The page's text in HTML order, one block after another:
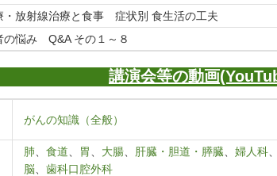
・放射線治療と食事 症状別 食生活の工夫
の悩み Q&A その１～８
講演会等の動画
がんの知識（全般）
肺 食道 胃 大腸 肝臓・胆道・膵臓 婦人科
脳
歯科口腔外科